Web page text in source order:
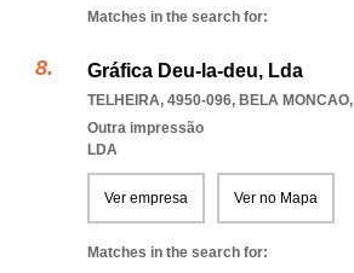
Matches in the search for:
Gráfica Deu-la-deu, Lda
TELHEIRA, 4950-096, BELA MONCAO,
Outra impressão
LDA
Ver empresa Ver no Mapa
Matches in the search for: